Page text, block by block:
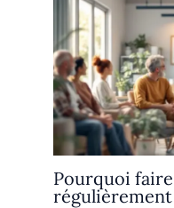
Pourquoi
régulièrement